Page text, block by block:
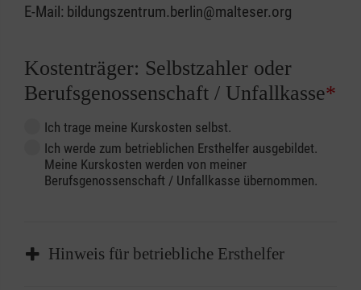
E-Mail: bildungszentrum.berlin@malteser.org
Kostenträger: Selbstzahler oder
Berufsgenossenschaft / Unfallkasse*
Ich trage meine Kurskosten selbst.
Ich werde zum betrieblichen Ersthelfer ausgebildet.
Meine Kurskosten werden von meiner
Berufsgenossenschaft / Unfallkasse übernommen.
Hinweis für betriebliche Ersthelfer